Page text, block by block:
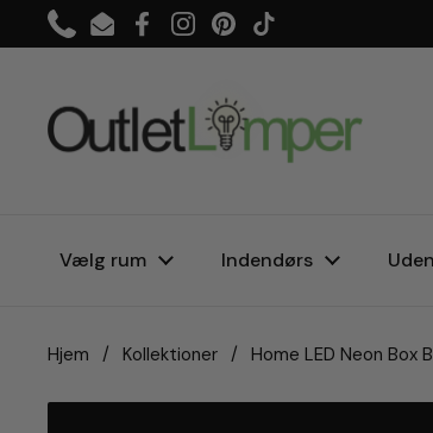
Gå til indhold
PhoneEmailFacebook
Instagram
Pinterest
TikTok
Vælg rum Indendørs
Hjem / Kollektioner / Home LED Neon Box